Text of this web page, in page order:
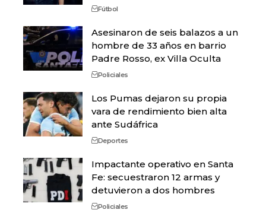
Fútbol
Asesinaron de seis balazos a un
hombre de 33 años en barrio
Padre Rosso, ex Villa Oculta
Policiales
Los Pumas dejaron su propia
vara de rendimiento bien alta
ante Sudáfrica
Deportes
Impactante operativo en Santa
Fe: secuestraron 12 armas y
detuvieron a dos hombres
Policiales